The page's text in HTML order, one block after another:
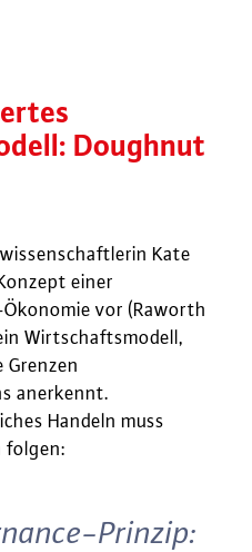
Doughnut
Kate
einer
vor (Raworth
Wirtschaftsmodell,
Grenzen
anerkennt.
Handeln muss
folgen:
Prinzip: